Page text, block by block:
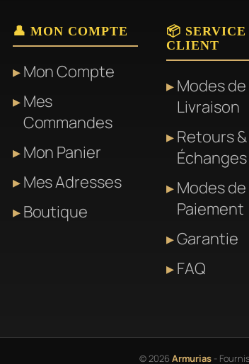
👤 MON COMPTE
Mon Compte
Mes
Commandes
Mon Panier
Mes Adresses
Boutique
📦 SERVICE
CLIENT
Modes de
Livraison
Retours &
Échanges
Modes de
Paiement
Garantie
FAQ
© 2026 Armurias-